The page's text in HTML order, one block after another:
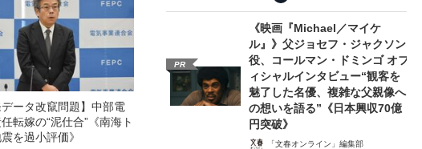
データ改竄問題】中部電
転嫁の“泥仕合”《南海ト
を過小評価》
PR
《映画『Michael／マイケ
ル』》父ジョセフ・ジャクソン
役、コールマン・ドミンゴ オフ
ィシャルインタビュー“観客を
魅了した名優、複雑な父親像へ
の想いを語る”《日本興収70億
円突破》
「文春オンライン」編集部